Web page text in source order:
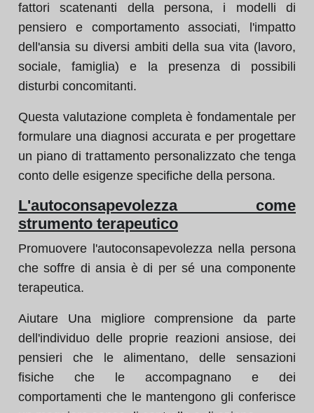
fattori scatenanti della persona, i modelli di
pensiero e comportamento associati, l'impatto
dell'ansia su diversi ambiti della sua vita (lavoro,
sociale, famiglia) e la presenza di possibili
disturbi concomitanti.
Questa valutazione completa è fondamentale per
formulare una diagnosi accurata e per progettare
un piano di trattamento personalizzato che tenga
conto delle esigenze specifiche della persona.
L'autoconsapevolezza come
strumento terapeutico
Promuovere l'autoconsapevolezza nella persona
che soffre di ansia è di per sé una componente
terapeutica.
Aiutare Una migliore comprensione da parte
dell'individuo delle proprie reazioni ansiose, dei
pensieri che le alimentano, delle sensazioni
fisiche che le accompagnano e dei
comportamenti che le mantengono gli conferisce